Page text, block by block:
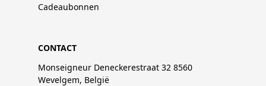
Cadeaubonnen
CONTACT
Monseigneur Deneckerestraat 32 8560
Wevelgem, België